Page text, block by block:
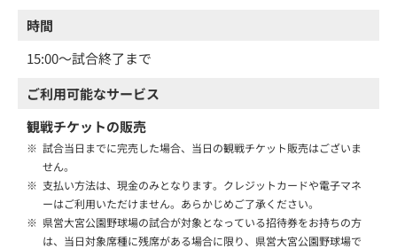
時間
15:00～試合終了まで
ご利用可能なサービス
観戦チケットの販売
※ 試合当日までに完売した場合、当日の観戦チケット販売はございま
せん。
※ 支払い方法は、現金のみとなります。クレジットカードや電子マネ
ーはご利用いただけません。あらかじめご了承ください。
※ 県営大宮公園野球場の試合が対象となっている招待券をお持ちの方
は、当日対象席種に残席がある場合に限り、県営大宮公園野球場で